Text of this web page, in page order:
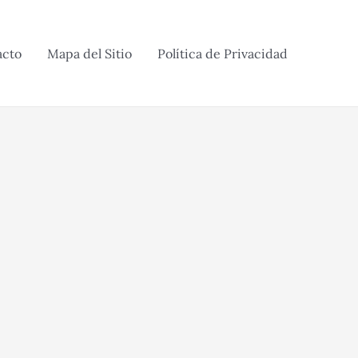
Mapa del Sitio Política de Privacidad